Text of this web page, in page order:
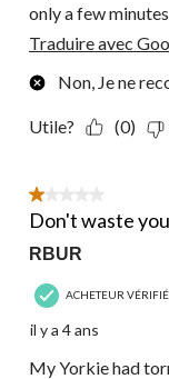
only a few minutes.
Traduire avec
Non, Je ne
Utile? (0)
1 étoile(s) sur 5.
Don't waste
RBUR
ACHETEUR VÉRIFIÉ
il y a 4 ans
My Yorkie had